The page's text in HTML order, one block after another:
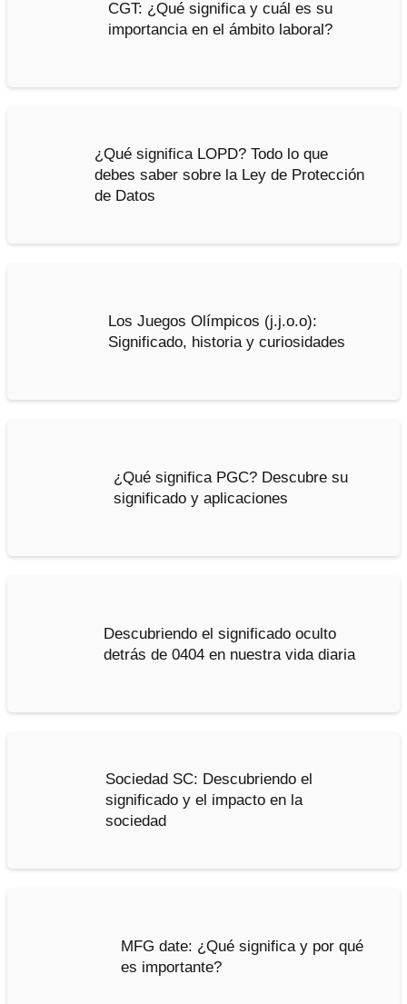
CGT: ¿Qué significa y cuál es su
importancia en el ámbito laboral?
¿Qué significa LOPD? Todo lo que
debes saber sobre la Ley de Protección
de Datos
Los Juegos Olímpicos (j.j.o.o):
Significado, historia y curiosidades
¿Qué significa PGC? Descubre su
significado y aplicaciones
Descubriendo el significado oculto
detrás de 0404 en nuestra vida diaria
Sociedad SC: Descubriendo el
significado y el impacto en la
sociedad
MFG date: ¿Qué significa y por qué
es importante?